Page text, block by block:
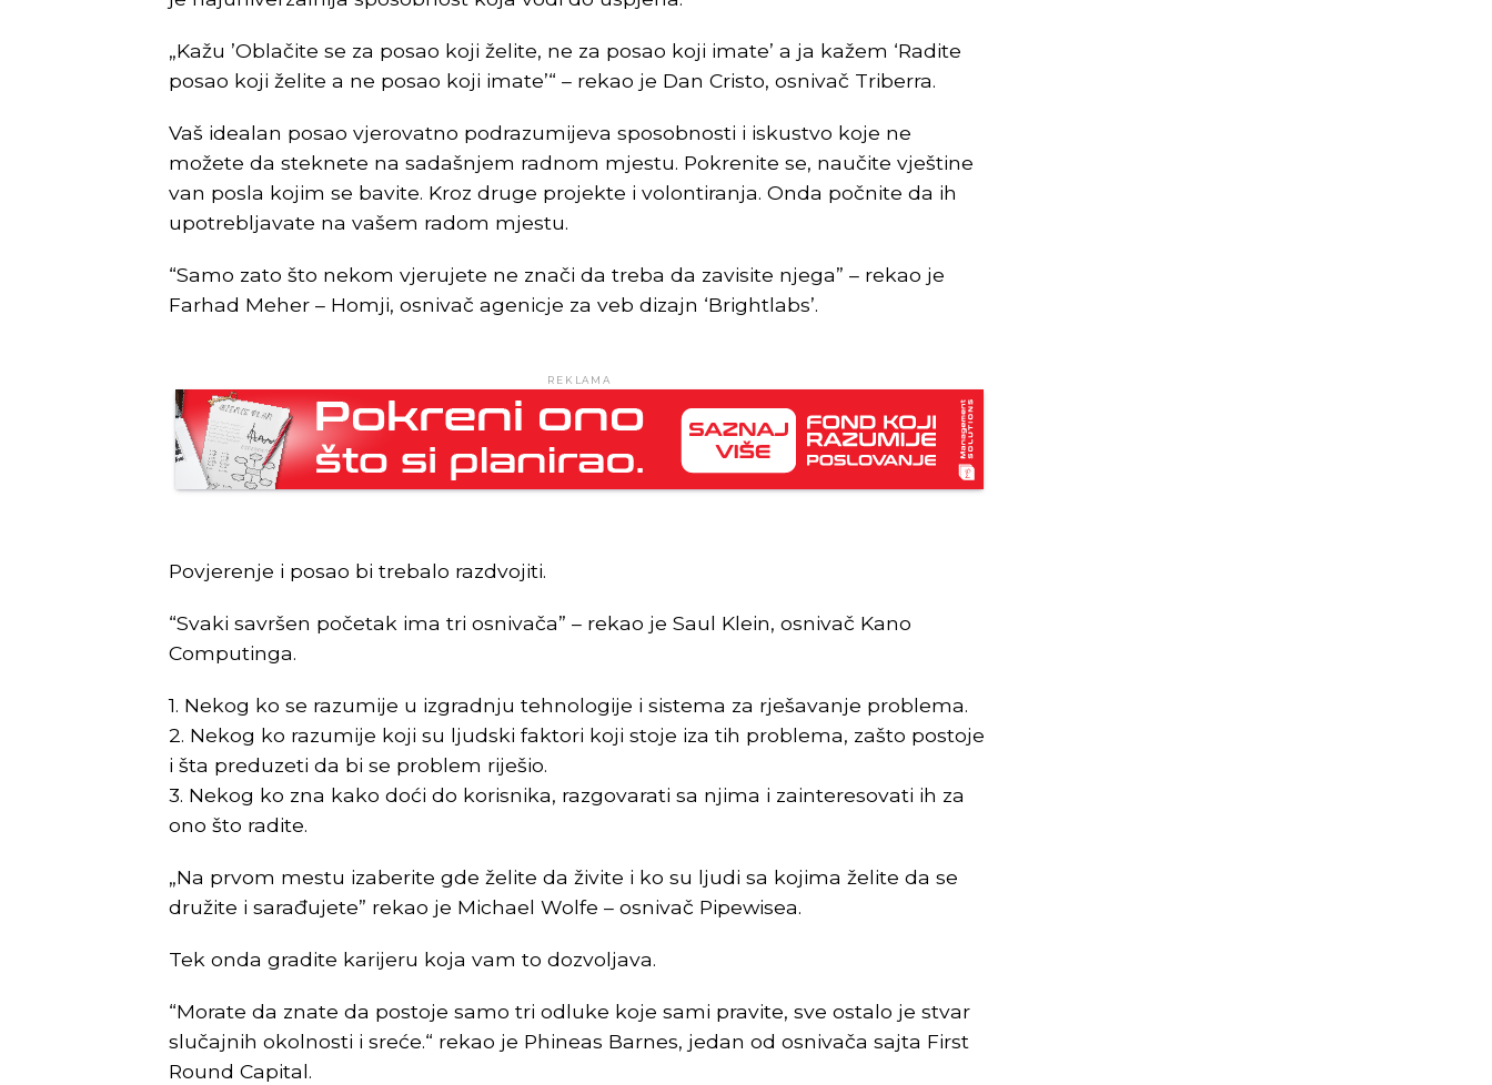
„Kažu ’Oblačite se za posao koji želite, ne za posao koji imate’ a ja kažem ‘Radite
posao koji želite a ne posao koji imate’“ – rekao je Dan Cristo, osnivač Triberra.
Vaš idealan posao vjerovatno podrazumijeva sposobnosti i iskustvo koje ne
možete da steknete na sadašnjem radnom mjestu. Pokrenite se, naučite vještine
van posla kojim se bavite. Kroz druge projekte i volontiranja. Onda počnite da ih
upotrebljavate na vašem radom mjestu.
“Samo zato što nekom vjerujete ne znači da treba da zavisite njega” – rekao je
Farhad Meher – Homji, osnivač agenicje za veb dizajn ‘Brightlabs’.
REKLAMA
Povjerenje i posao bi trebalo razdvojiti.
“Svaki savršen početak ima tri osnivača” – rekao je Saul Klein, osnivač Kano
Computinga.
1. Nekog ko se razumije u izgradnju tehnologije i sistema za rješavanje problema.
2. Nekog ko razumije koji su ljudski faktori koji stoje iza tih problema, zašto postoje
i šta preduzeti da bi se problem riješio.
3. Nekog ko zna kako doći do korisnika, razgovarati sa njima i zainteresovati ih za
ono što radite.
„Na prvom mestu izaberite gde želite da živite i ko su ljudi sa kojima želite da se
družite i sarađujete” rekao je Michael Wolfe – osnivač Pipewisea.
Tek onda gradite karijeru koja vam to dozvoljava.
“Morate da znate da postoje samo tri odluke koje sami pravite, sve ostalo je stvar
slučajnih okolnosti i sreće.“ rekao je Phineas Barnes, jedan od osnivača sajta First
Round Capital.